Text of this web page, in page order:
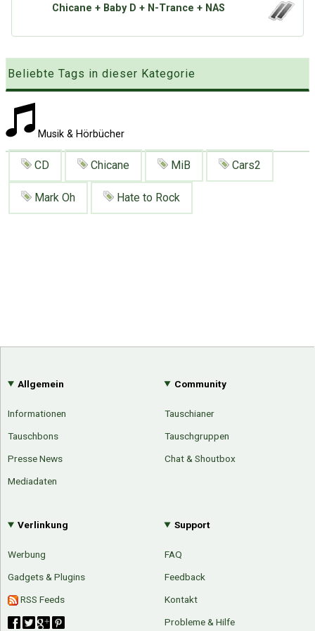
Google Neu hier?
Mediadaten
Erweitere Suche
Kategoriewolke
Chicane + Baby D + N-Trance + NAS
Beliebte Tags in dieser Kategorie
Musik & Hörbücher
CD Chicane MiB Cars2
Mark Oh Hate to Rock
Allgemein
Informationen
Tauschbons
Presse News
Mediadaten
Community
Tauschianer
Tauschgruppen
Chat & Shoutbox
Verlinkung
Werbung
Gadgets & Plugins
RSS Feeds
Support
FAQ
Feedback
Kontakt
Probleme & Hilfe